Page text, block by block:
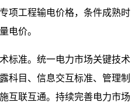
项工程输电价格，条件成熟时
电价。
准。统一电力市场关键技术
科目、信息交互标准、管理制
互联互通。持续完善电力市场